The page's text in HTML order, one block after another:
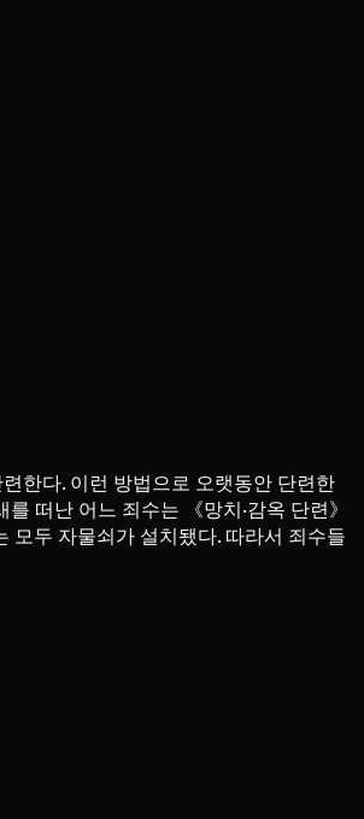
한다. 이런 방법으로 오랫동안 단련한
떠난 어느 죄수는 《망치·감옥 단련》
모두 자물쇠가 설치됐다. 따라서 죄수들